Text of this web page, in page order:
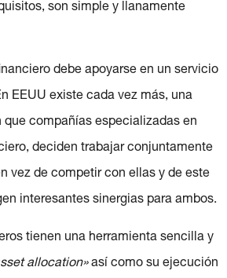
son simple y llanamente
debe apoyarse en un servicio
EEUU existe cada vez más, una
que compañías especializadas en
deciden trabajar conjuntamente
vez de competir con ellas y de este
interesantes sinergias para ambos.
tienen una herramienta sencilla y
allocation»así como su ejecución